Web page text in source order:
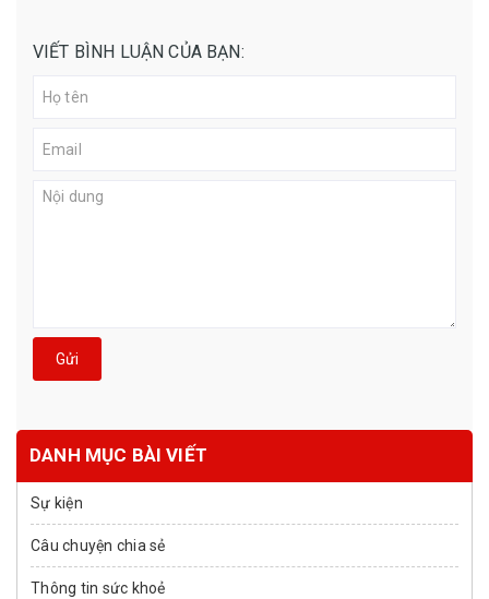
VIẾT BÌNH LUẬN CỦA BẠN:
Gửi
DANH MỤC BÀI VIẾT
Sự kiện
Câu chuyện chia sẻ
Thông tin sức khoẻ